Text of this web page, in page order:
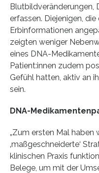
Blutbildveränderungen,
erfassen. Diejenigen,
Erbinformationen
zeigten weniger
eines DNA-
Patient:innen zudem
Gefühl hatten, aktiv an
sein.
DNA-
„Zum ersten Mal haben
‚maßgeschneiderte‘
klinischen Praxis
Belege, um mit der